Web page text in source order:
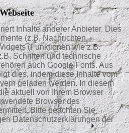
Inhalte anderer Anbieter. Dies
(z.B. Nachrichten,
(Funktionen wie z.B.
Schriften und technische
auch Google Fonts. Aus
dies, indem diese Inhalte vom
geladen werden. In diesem
aktuell von Ihrem Browser
Browser des
Bitte beachten Sie
Datenschutzerklärungen der